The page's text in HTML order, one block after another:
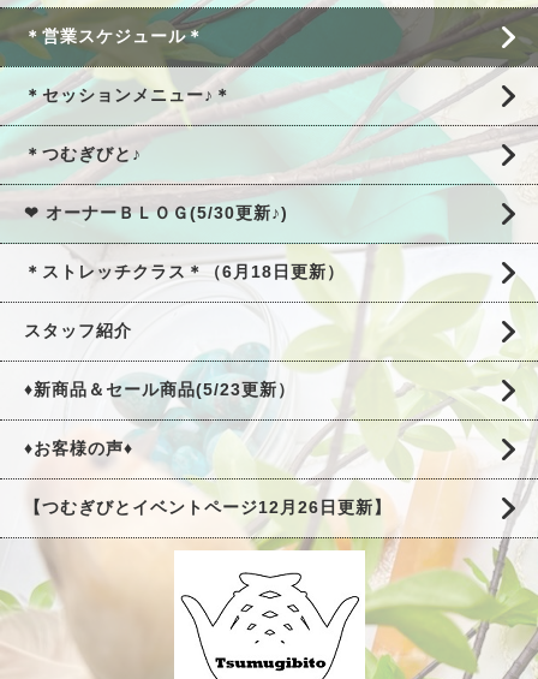
＊営業スケジュール＊
＊セッションメニュー♪＊
＊つむぎびと♪
❤ オーナーＢＬＯＧ(5/30更新♪)
＊ストレッチクラス＊（6月18日更新）
スタッフ紹介
♦新商品＆セール商品(5/23更新）
♦お客様の声♦
【つむぎびとイベントページ12月26日更新】